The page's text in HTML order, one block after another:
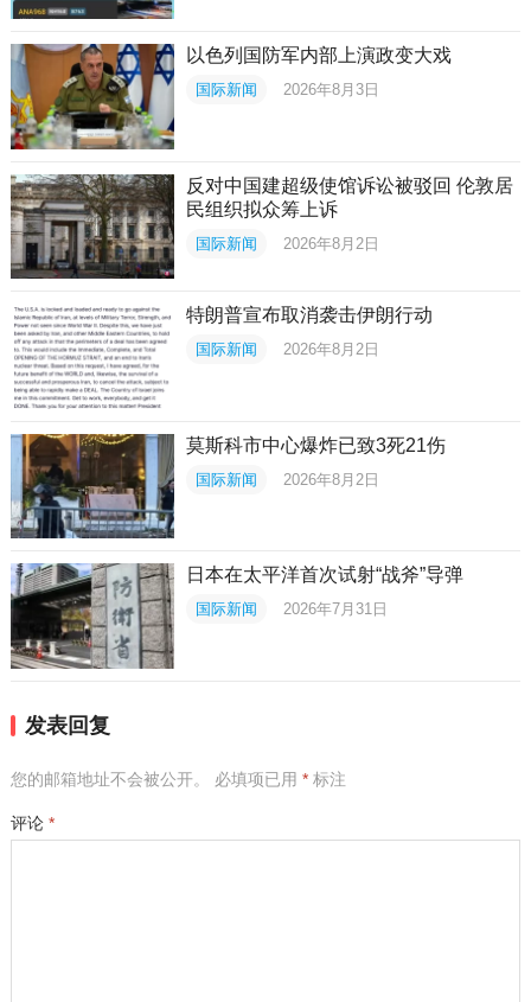
以色列国防军内部上演政变大戏
国际新闻 2026年8月3日
反对中国建超级使馆诉讼被驳回 伦敦居
民组织拟众筹上诉
国际新闻 2026年8月2日
特朗普宣布取消袭击伊朗行动
国际新闻 2026年8月2日
莫斯科市中心爆炸已致3死21伤
国际新闻 2026年8月2日
日本在太平洋首次试射“战斧”导弹
国际新闻 2026年7月31日
发表回复
您的邮箱地址不会被公开。 必填项已用 *标注
评论 *